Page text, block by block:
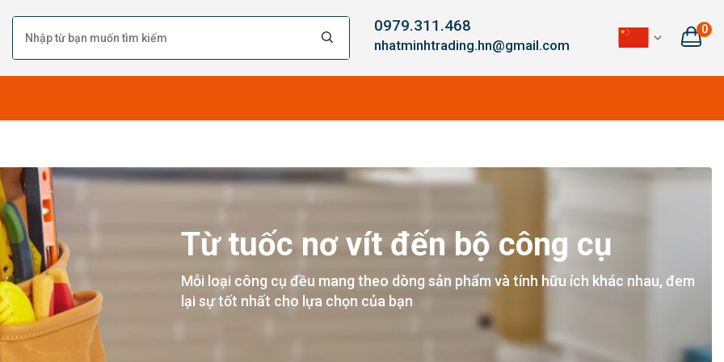
0979.311.468
nhatminhtrading.hn@gmail.com
0
Từ tuốc nơ vít đến bộ công cụ
Mỗi loại công cụ đều mang theo dòng sản phẩm và tính hữu ích khác nhau, đem
lại sự tốt nhất cho lựa chọn của bạn